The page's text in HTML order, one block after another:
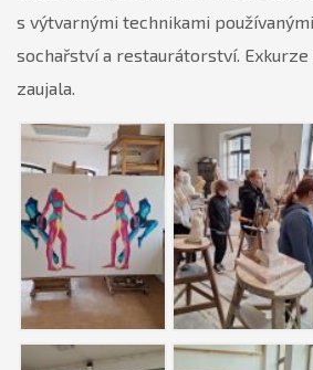
s výtvarnými technikami
sochařství a restaurátorství.
zaujala.